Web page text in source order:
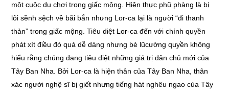
một cuộc du chơi trong giấc mộng. Hiện thực phũ phàng là bị
lôi sềnh sệch về bãi bắn nhưng Lor-ca lại là người “đi thanh
thản” trong giấc mộng. Tiêu diệt Lor-ca đến với chính quyền
phát xít điều đó quá dễ dàng nhưng bè lũcường quyền không
hiểu rằng chúng đang tiêu diệt những giá trị dân chủ mới của
Tây Ban Nha. Bởi Lor-ca là hiện thân của Tây Ban Nha, thân
xác người nghệ sĩ bị giết nhưng tiếng hát nghêu ngao của Tây